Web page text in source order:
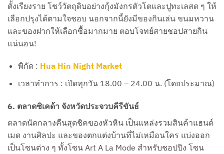
ตั้งเรียงราย โชว์วัตถุดิบอย่างกุ้งมังกรตัวโตและปูทะเลสด ๆ ให้
เลือกปรุงได้ตามใจชอบ นอกจากนี้ยังมีของกินเล่น ขนมหวาน
และของฝากให้เลือกซื้อมากมาย ตอบโจทย์สายชอปสายกิน
แน่นอน!
พิกัด : Hua Hin Night Market
เวลาทำการ : เปิดทุกวัน 18.00 – 24.00 น. (โดยประมาณ)
6. ตลาดซิเคด้า จังหวัดประจวบคีรีขันธ์
ตลาดนัดกลางคืนสุดชิคของหัวหิน เป็นแหล่งรวมสินค้าแฮนด์
เมด งานศิลปะ และของตกแต่งบ้านที่ไม่เหมือนใคร แบ่งออก
เป็นโซนต่าง ๆ ทั้งโซน Art A La Mode สำหรับชอปปิง โซน